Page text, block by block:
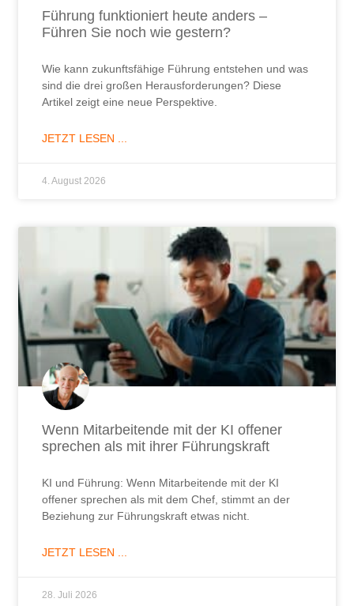
Führung funktioniert heute anders –
Führen Sie noch wie gestern?
Wie kann zukunftsfähige Führung entstehen und was
sind die drei großen Herausforderungen? Diese
Artikel zeigt eine neue Perspektive.
JETZT LESEN ...
4. August 2026
Wenn Mitarbeitende mit der KI offener
sprechen als mit ihrer Führungskraft
KI und Führung: Wenn Mitarbeitende mit der KI
offener sprechen als mit dem Chef, stimmt an der
Beziehung zur Führungskraft etwas nicht.
JETZT LESEN ...
28. Juli 2026